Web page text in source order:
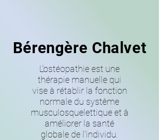
Bérengère Chalvet
L'ostéopathie est une
thérapie manuelle qui
vise à rétablir la fonction
normale du système
musculosquelettique et à
améliorer la santé
globale de l'individu.